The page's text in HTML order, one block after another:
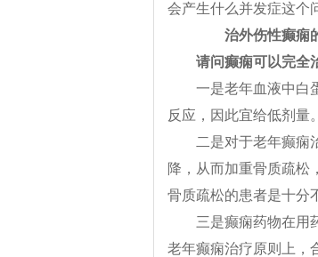
会产生什么并发症这个
治外伤性癫痫
请问癫痫可以完全
一是老年血液中白
反应，因此宜给低剂量。
二是对于老年癫痫
降，从而加重骨质疏松
骨质疏松的患者是十分
三是癫痫药物在用
老年癫痫治疗原则上，